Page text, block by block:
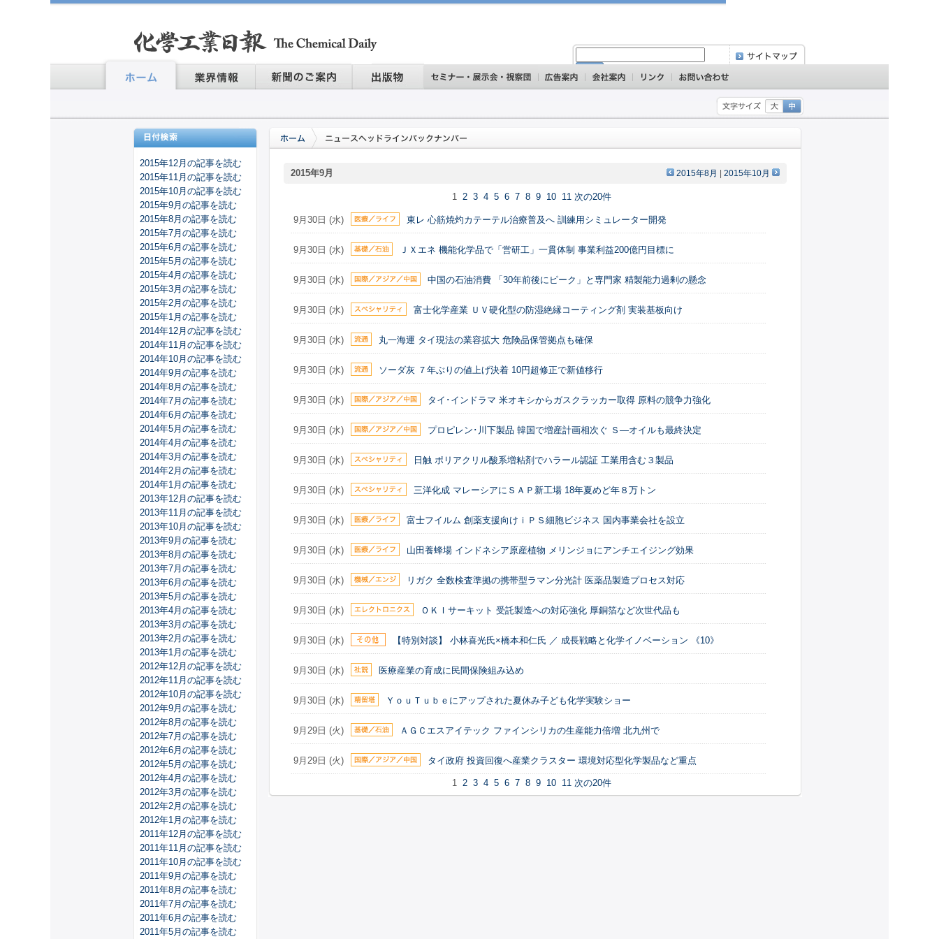
2015年12月の記事を読む
2015年11月の記事を読む
2015年10月の記事を読む
2015年9月の記事を読む
2015年8月の記事を読む
2015年7月の記事を読む
2015年6月の記事を読む
2015年5月の記事を読む
2015年4月の記事を読む
2015年3月の記事を読む
2015年2月の記事を読む
2015年1月の記事を読む
2014年12月の記事を読む
2014年11月の記事を読む
2014年10月の記事を読む
2014年9月の記事を読む
2014年8月の記事を読む
2014年7月の記事を読む
2014年6月の記事を読む
2014年5月の記事を読む
2014年4月の記事を読む
2014年3月の記事を読む
2014年2月の記事を読む
2014年1月の記事を読む
2013年12月の記事を読む
2013年11月の記事を読む
2013年10月の記事を読む
2013年9月の記事を読む
2013年8月の記事を読む
2013年7月の記事を読む
2013年6月の記事を読む
2013年5月の記事を読む
2013年4月の記事を読む
2013年3月の記事を読む
2013年2月の記事を読む
2013年1月の記事を読む
2012年12月の記事を読む
2012年11月の記事を読む
2012年10月の記事を読む
2012年9月の記事を読む
2012年8月の記事を読む
2012年7月の記事を読む
2012年6月の記事を読む
2012年5月の記事を読む
2012年4月の記事を読む
2012年3月の記事を読む
2012年2月の記事を読む
2012年1月の記事を読む
2011年12月の記事を読む
2011年11月の記事を読む
2011年10月の記事を読む
2011年9月の記事を読む
2011年8月の記事を読む
2011年7月の記事を読む
2011年6月の記事を読む
2011年5月の記事を読む
2015年9月 2015年8月 2015年10月
1 2 3 4 5 6 7 8 9 10 11 次の20件
9月30日 (水) 東レ 心筋焼灼カテーテル治療普及へ 訓練用シミュレーター開発
9月30日 (水) ＪＸエネ 機能化学品で「営研工」一貫体制 事業利益200億円目標に
9月30日 (水) 中国の石油消費 「30年前後にピーク」と専門家 精製能力過剰の懸念
9月30日 (水) 富士化学産業 ＵＶ硬化型の防湿絶縁コーティング剤 実装基板向け
9月30日 (水) 丸一海運 タイ現法の業容拡大 危険品保管拠点も確保
9月30日 (水) ソーダ灰 ７年ぶりの値上げ決着 10円超修正で新値移行
9月30日 (水) タイ･インドラマ 米オキシからガスクラッカー取得 原料の競争力強化
9月30日 (水) プロピレン･川下製品 韓国で増産計画相次ぐ Ｓ―オイルも最終決定
9月30日 (水) 日触 ポリアクリル酸系増粘剤でハラール認証 工業用含む３製品
9月30日 (水) 三洋化成 マレーシアにＳＡＰ新工場 18年夏めど年８万トン
9月30日 (水) 富士フイルム 創薬支援向けｉＰＳ細胞ビジネス 国内事業会社を設立
9月30日 (水) 山田養蜂場 インドネシア原産植物 メリンジョにアンチエイジング効果
9月30日 (水) リガク 全数検査準拠の携帯型ラマン分光計 医薬品製造プロセス対応
9月30日 (水) ＯＫＩサーキット 受託製造への対応強化 厚銅箔など次世代品も
9月30日 (水) 【特別対談】 小林喜光氏×橋本和仁氏 ／ 成長戦略と化学イノベーション 《10》
9月30日 (水) 医療産業の育成に民間保険組み込め
9月30日 (水) ＹｏｕＴｕｂｅにアップされた夏休み子ども化学実験ショー
9月29日 (火) ＡＧＣエスアイテック ファインシリカの生産能力倍増 北九州で
9月29日 (火) タイ政府 投資回復へ産業クラスター 環境対応型化学製品など重点
1 2 3 4 5 6 7 8 9 10 11 次の20件